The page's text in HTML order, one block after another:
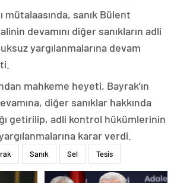
mütalaasında, sanık Bülent
devamını diğer sanıkların adli
yargılanmalarına devam
mahkeme heyeti, Bayrak’ın
diğer sanıklar hakkında
getirilip, adli kontrol hükümlerinin
karar verdi.
Sanık Sel Tesis